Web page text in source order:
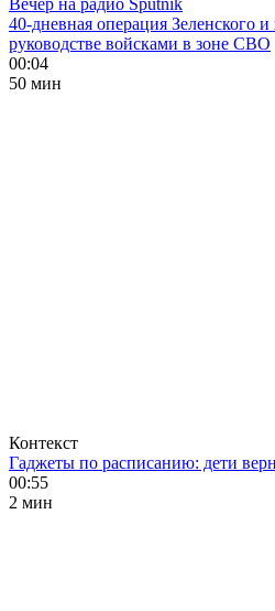
Вечер на радио Sputnik
40-дневная операция Зеленского и
руководстве войсками в зоне СВО
00:04
50 мин
Контекст
Гаджеты по расписанию: дети
00:55
2 мин